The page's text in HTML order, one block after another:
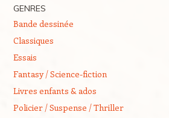
GENRES
Bande dessinée
Classiques
Essais
Fantasy / Science-fiction
Livres enfants & ados
Policier / Suspense / Thriller